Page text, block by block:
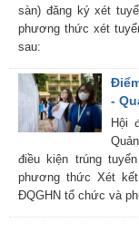
sàn) đăng ký xét
phương thức xét
sau:
-
Hội
điều kiện trúng
phương thức Xét
ĐQGHN tổ chức và